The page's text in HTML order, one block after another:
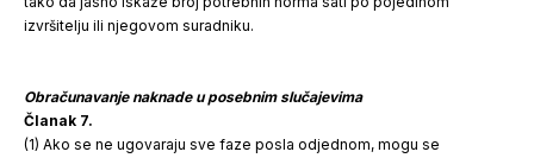
izvršitelju ili njegovom suradniku.
Obračunavanje naknade u posebnim slučajevima
Članak 7.
(1) Ako se ne ugovaraju sve faze posla odjednom, mogu se